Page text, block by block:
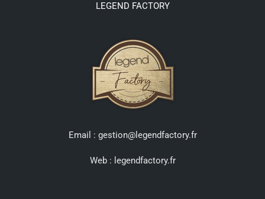
LEGEND FACTORY
Email : gestion@legendfactory.fr
Web : legendfactory.fr